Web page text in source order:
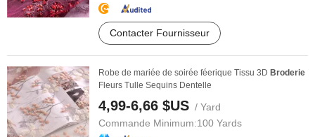
Contacter Fournisseur
Robe de mariée de soirée féerique Tissu 3D Broderie
Fleurs Tulle Sequins Dentelle
4,99-6,66 $US / Yard
Commande Minimum:100 Yards